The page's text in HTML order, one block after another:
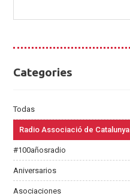
Categories
Categories
Todas
Radio Associació de Catalunya
#100añosradio
Aniversarios
Asociaciones